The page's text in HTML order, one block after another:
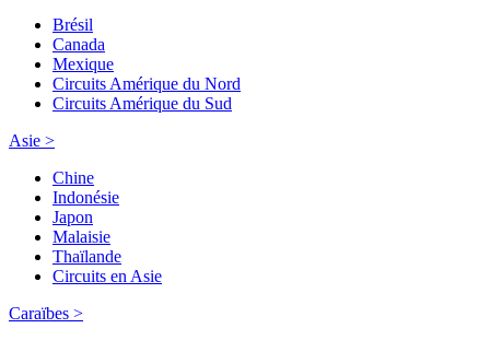
Brésil
Canada
Mexique
Circuits Amérique du Nord
Circuits Amérique du Sud
Asie >
Chine
Indonésie
Japon
Malaisie
Thaïlande
Circuits en Asie
Caraïbes >